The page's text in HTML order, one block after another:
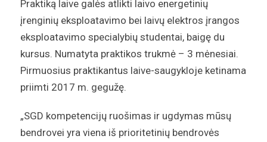
Praktiką laive galės atlikti laivo energetinių
įrenginių eksploatavimo bei laivų elektros įrangos
eksploatavimo specialybių studentai, baigę du
kursus. Numatyta praktikos trukmė – 3 mėnesiai.
Pirmuosius praktikantus laive-saugykloje ketinama
priimti 2017 m. gegužę.
„SGD kompetencijų ruošimas ir ugdymas mūsų
bendrovei yra viena iš prioritetinių bendrovės